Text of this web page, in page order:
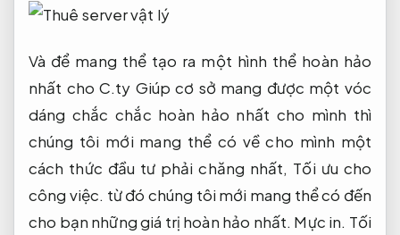
Và để mang thể tạo ra một hình thể hoàn hảo
nhất cho C.ty Giúp cơ sở mang được một vóc
dáng chắc chắc hoàn hảo nhất cho mình thì
chúng tôi mới mang thể có về cho mình một
cách thức đầu tư phải chăng nhất, Tối ưu cho
công việc. từ đó chúng tôi mới mang thể có đến
cho bạn những giá trị hoàn hảo nhất. Mực in. Tối